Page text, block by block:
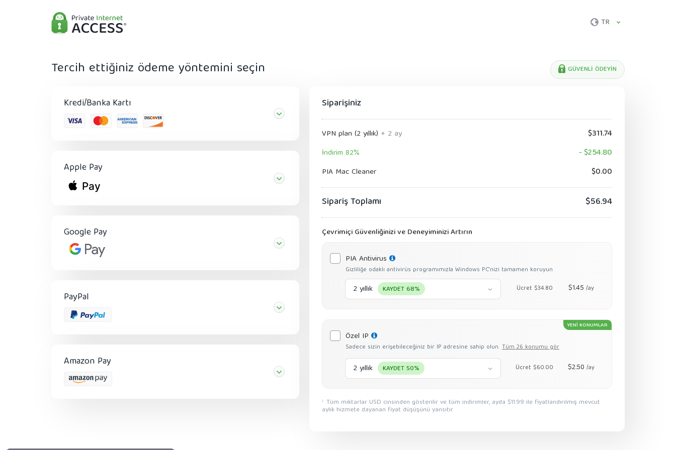
TR
Tercih ettiğiniz ödeme yöntemini seçin GÜVENLI ÖDEYIN
Kredi/Banka Kartı
Apple Pay
Google Pay
PayPal
Amazon Pay
Siparişiniz
VPN plan (2 yıllık) + 2 ay $311.74
İndirim 82% - $254.80
PIA Mac Cleaner $0.00
Sipariş Toplamı $56.94
Çevrimiçi Güvenliğinizi ve Deneyiminizi Artırın
PIA Antivirus
Gizliliğe odaklı antivirüs programımızla Windows PC'nizi tamamen koruyun
2 yıllık KAYDET 68% $1.45/ay
Ücret $34.80
YENİ KONUMLAR
Özel IP
Sadece sizin erişebileceğiniz bir IP adresine sahip olun. Tüm 26 konumu gör
2 yıllık KAYDET 50% $2.50/ay
Ücret $60.00
1 Tüm miktarlar USD cinsinden gösterilir ve tüm indirimler, ayda $11.99 ile fiyatlandırılmış mevcut
aylık hizmete dayanan fiyat düşüşünü yansıtır